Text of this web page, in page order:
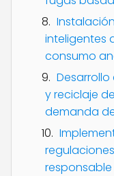
inteligentes
consumo
y reciclaje
demanda